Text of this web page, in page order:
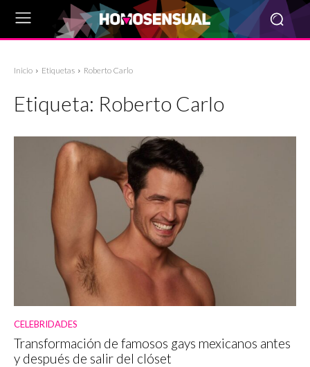
Inicio Etiquetas Roberto Carlo
Etiqueta: Roberto Carlo
CELEBRIDADES
Transformación de famosos gays mexicanos antes
y después de salir del clóset